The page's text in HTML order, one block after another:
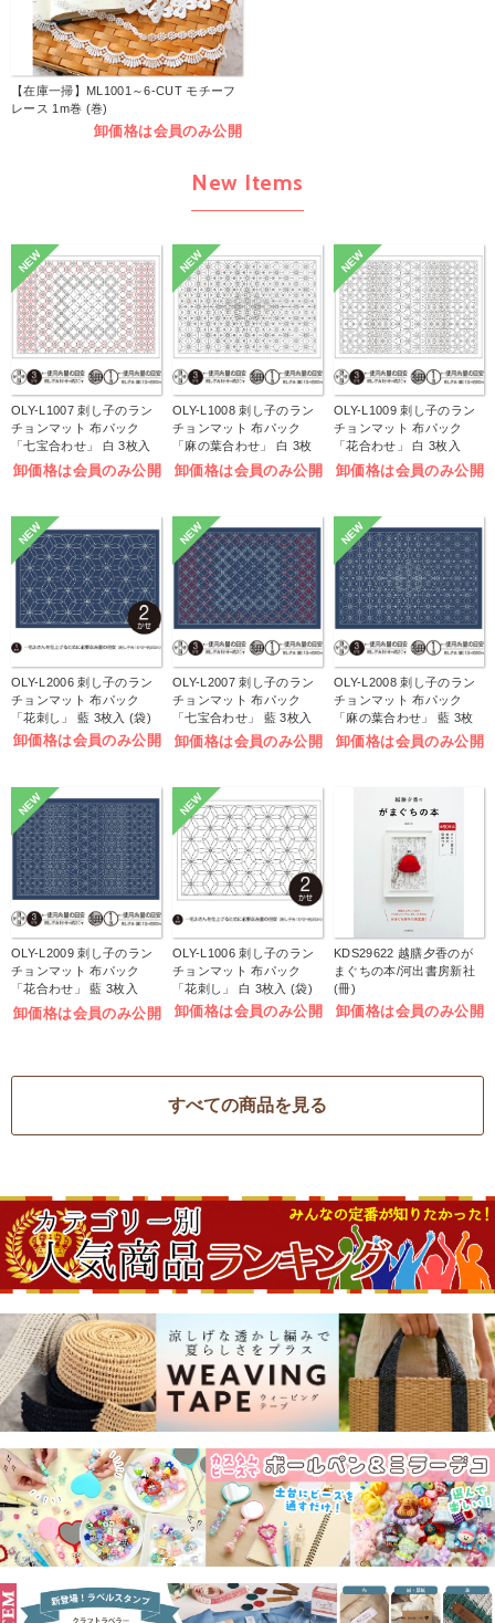
【在庫一掃】ML1001～6-CUT モチーフ
レース 1m巻 (巻)
卸価格は会員のみ公開
New Items
NEW
OLY-L1007 刺し子のラン
チョンマット 布パック
「七宝合わせ」 白 3枚入
(袋)
卸価格は会員のみ公開
NEW
OLY-L1008 刺し子のラン
チョンマット 布パック
「麻の葉合わせ」 白 3枚
入 (袋)
卸価格は会員のみ公開
NEW
OLY-L1009 刺し子のラン
チョンマット 布パック
「花合わせ」 白 3枚入
(袋)
卸価格は会員のみ公開
NEW
OLY-L2006 刺し子のラン
チョンマット 布パック
「花刺し」 藍 3枚入 (袋)
卸価格は会員のみ公開
NEW
OLY-L2007 刺し子のラン
チョンマット 布パック
「七宝合わせ」 藍 3枚入
(袋)
卸価格は会員のみ公開
NEW
OLY-L2008 刺し子のラン
チョンマット 布パック
「麻の葉合わせ」 藍 3枚
入 (袋)
卸価格は会員のみ公開
NEW
OLY-L2009 刺し子のラン
チョンマット 布パック
「花合わせ」 藍 3枚入
(袋)
卸価格は会員のみ公開
NEW
OLY-L1006 刺し子のラン
チョンマット 布パック
「花刺し」 白 3枚入 (袋)
卸価格は会員のみ公開
KDS29622 越膳夕香のが
まぐちの本/河出書房新社
(冊)
卸価格は会員のみ公開
すべての商品を見る